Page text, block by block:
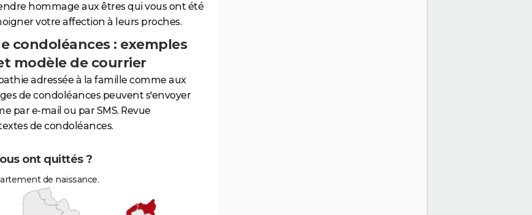
hommage aux êtres qui vous ont été
votre affection à leurs proches.
condoléances : exemples
modèle de courrier
adressée à la famille comme aux
de condoléances peuvent s'envoyer
par e-mail ou par SMS. Revue
de condoléances.
ont quittés ?
de naissance.